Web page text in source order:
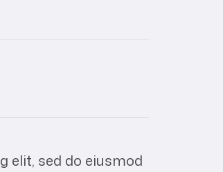
elit, sed do eiusmod